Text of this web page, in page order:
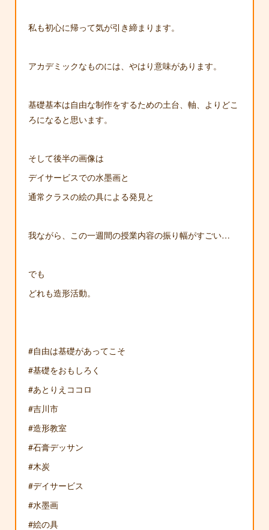
私も初心に帰って気が引き締まります。
アカデミックなものには、やはり意味があります。
基礎基本は自由な制作をするための土台、軸、よりどこ
ろになると思います。
そして後半の画像は
デイサービスでの水墨画と
通常クラスの絵の具による発見と
我ながら、この一週間の授業内容の振り幅がすごい…
でも
どれも造形活動。
#自由は基礎があってこそ
#基礎をおもしろく
#あとりえココロ
#吉川市
#造形教室
#石膏デッサン
#木炭
#デイサービス
#水墨画
#絵の具